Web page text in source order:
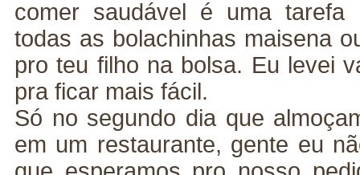
comer saudável é uma tarefa
todas as bolachinhas maisena
pro teu filho na bolsa. Eu levei
pra ficar mais fácil.
Só no segundo dia que
em um restaurante, gente eu